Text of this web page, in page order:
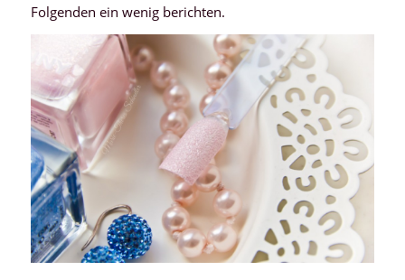
Folgenden ein wenig berichten.